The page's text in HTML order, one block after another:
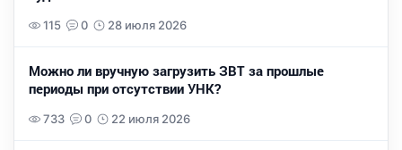
115 0 28 июля 2026
Можно ли вручную загрузить ЗВТ за прошлые
периоды при отсутствии УНК?
733 0 22 июля 2026